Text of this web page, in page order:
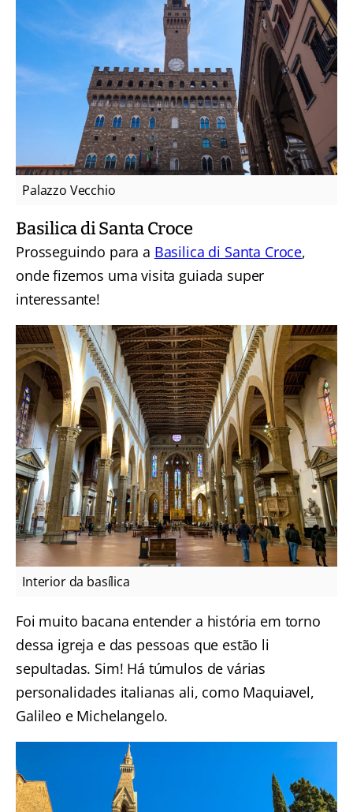
Palazzo Vecchio
Basilica di Santa Croce
Prosseguindo para a Basilica di Santa Croce,
onde fizemos uma visita guiada super
interessante!
Interior da basílica
Foi muito bacana entender a história em torno
dessa igreja e das pessoas que estão li
sepultadas. Sim! Há túmulos de várias
personalidades italianas ali, como Maquiavel,
Galileo e Michelangelo.